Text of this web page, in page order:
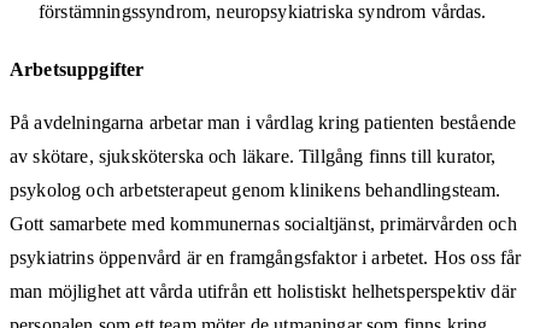
förstämningssyndrom, neuropsykiatriska syndrom vårdas.
Arbetsuppgifter
På avdelningarna arbetar man i vårdlag kring patienten bestående
av skötare, sjuksköterska och läkare. Tillgång finns till kurator,
psykolog och arbetsterapeut genom klinikens behandlingsteam.
Gott samarbete med kommunernas socialtjänst, primärvården och
psykiatrins öppenvård är en framgångsfaktor i arbetet. Hos oss får
man möjlighet att vårda utifrån ett holistiskt helhetsperspektiv där